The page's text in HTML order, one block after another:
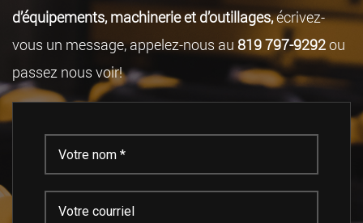
d’équipements, machinerie et d’outillages,écrivez-
vous un message, appelez-nous au 819 797-9292ou
passez nous voir!